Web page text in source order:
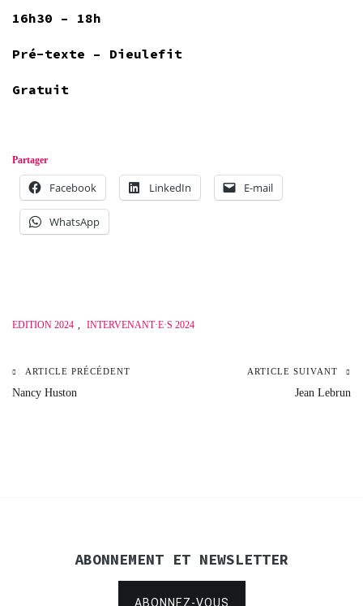
16h30 – 18h
Pré-texte – Dieulefit
Gratuit
Partager
Facebook LinkedIn E-mail
WhatsApp
EDITION 2024 , INTERVENANT·E·S 2024
Navigation
ARTICLE PRÉCÉDENT
Nancy Huston
ARTICLE SUIVANT
Jean Lebrun
ABONNEMENT ET NEWSLETTER
ABONNEZ-VOUS